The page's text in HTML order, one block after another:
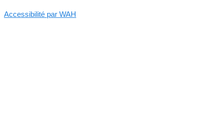
Accessibilité par WAH